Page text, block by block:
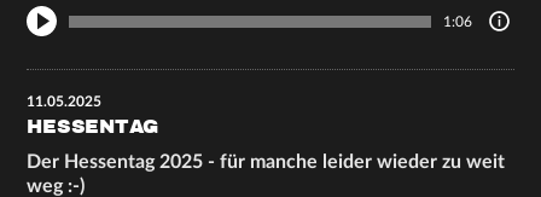
1:06
11.05.2025
HESSENTAG
Der Hessentag 2025 - für manche leider wieder zu weit
weg :-)